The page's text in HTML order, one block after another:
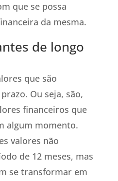
que se possa
da mesma.
de longo
que são
Ou seja, são,
financeiros que
algum momento.
valores não
de 12 meses, mas
se transformar em